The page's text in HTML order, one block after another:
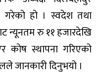
गरेको हो । स्वदेश तथा
न्यूनतम रु ११ हजारदेखि
स्थापना गरिएको
जानकारी दिनुभयो ।